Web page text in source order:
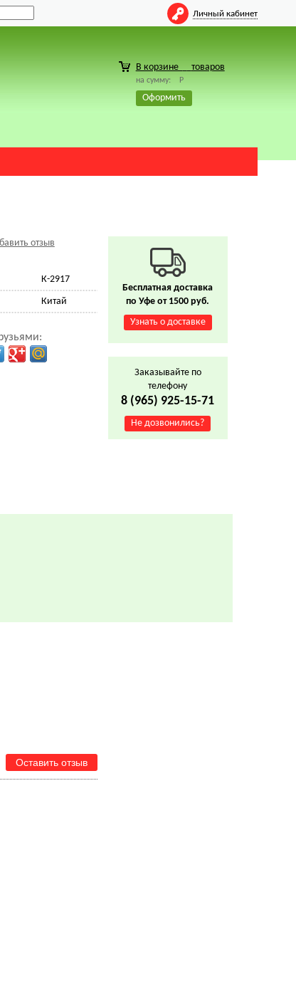
Личный кабинет
В корзине товаров
на сумму: Р
Оформить
отзыв
К-2917
Китай
Оставить отзыв
Бесплатная доставка
по Уфе от 1500 руб.
Узнать о доставке
Заказывайте по
телефону
8 (965) 925-15-71
Не дозвонились?